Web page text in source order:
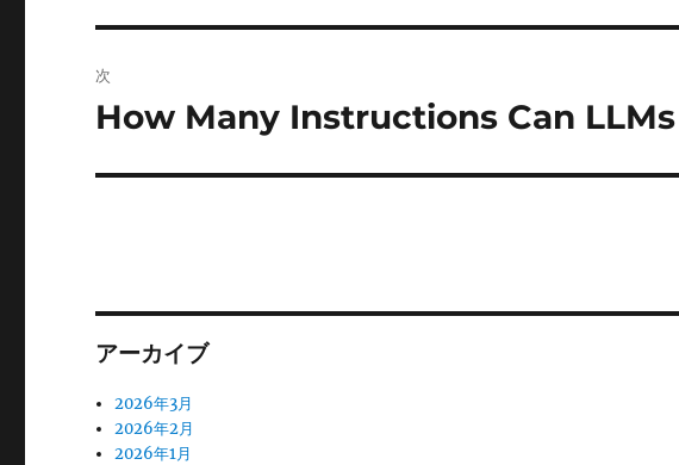
ゲ
ー
稿:
次
次
投
How Many Instructions Can
アーカイブ
2026年3月
2026年2月
2026年1月